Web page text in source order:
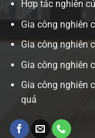
Hợp tác nghiên
Gia công nghiên
Gia công nghiên
Gia công nghiên
Gia công nghiên
quả